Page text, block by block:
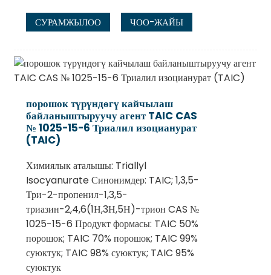
СУРАМЖЫЛОО ЧОО-ЖАЙЫ
порошок түрүндөгү кайчылаш
байланыштыруучу агент TAIC CAS
№ 1025-15-6 Триалил изоцианурат
(TAIC)
Химиялык аталышы: Triallyl
Isocyanurate Синонимдер: TAIC; 1,3,5-
Три-2-пропенил-1,3,5-
триазин-2,4,6(1Н,3Н,5Н)-трион CAS №
1025-15-6 Продукт формасы: TAIC 50%
порошок; TAIC 70% порошок; TAIC 99%
суюктук; TAIC 98% суюктук; TAIC 95%
суюктук